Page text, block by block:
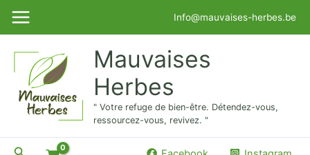
Info@mauvaises-herbes.be
Mauvaises
Herbes
" Votre refuge de bien-être. Détendez-vous,
ressourcez-vous, revivez. "
Rechercher